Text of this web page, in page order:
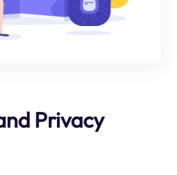
Privacy